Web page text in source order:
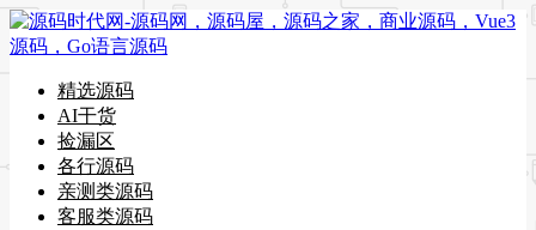
精选源码
AI干货
捡漏区
各行源码
亲测类源码
客服类源码